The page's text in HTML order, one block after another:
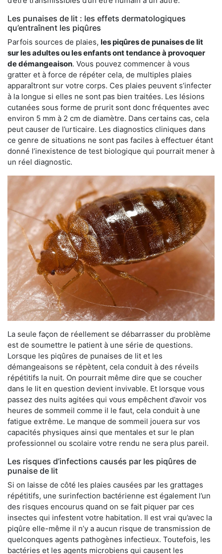
Les punaises de lit : les effets dermatologiques
qu’entraînent les piqûres
Parfois sources de plaies, les piqûres de punaises de lit
sur les adultes ou les enfants ont tendance à provoquer
de démangeaison. Vous pouvez commencer à vous
gratter et à force de répéter cela, de multiples plaies
apparaîtront sur votre corps. Ces plaies peuvent s’infecter
à la longue si elles ne sont pas bien traitées. Les lésions
cutanées sous forme de prurit sont donc fréquentes avec
environ 5 mm à 2 cm de diamètre. Dans certains cas, cela
peut causer de l’urticaire. Les diagnostics cliniques dans
ce genre de situations ne sont pas faciles à effectuer étant
donné l’inexistence de test biologique qui pourrait mener à
un réel diagnostic.
La seule façon de réellement se débarrasser du problème
est de soumettre le patient à une série de questions.
Lorsque les piqûres de punaises de lit et les
démangeaisons se répètent, cela conduit à des réveils
répétitifs la nuit. On pourrait même dire que se coucher
dans le lit en question devient invivable. Et lorsque vous
passez des nuits agitées qui vous empêchent d’avoir vos
heures de sommeil comme il le faut, cela conduit à une
fatigue extrême. Le manque de sommeil jouera sur vos
capacités physiques ainsi que mentales et sur le plan
professionnel ou scolaire votre rendu ne sera plus pareil.
Les risques d’infections causés par les piqûres de
punaise de lit
Si on laisse de côté les plaies causées par les grattages
répétitifs, une surinfection bactérienne est également l’un
des risques encourus quand on se fait piquer par ces
insectes qui infestent votre habitation. Il est vrai qu’avec la
piqûre elle-même il n’y a aucun risque de transmission de
quelconques agents pathogènes infectieux. Toutefois, les
bactéries et les agents microbiens qui causent les